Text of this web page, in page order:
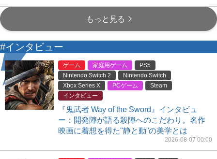
もっと見る
#インタビュー
ゲーム 家庭用ゲーム
PS5
Nintendo Switch 2
Nintendo Switch
Xbox Series X
PCゲーム
Steam
インタビュー
『鬼武者 Way of the Sword』インタビュ
ー：開発陣が語る殺陣へのこだわり。名作
映画に着想を得た"静と動”の美学とは
2026-08-07 00:00